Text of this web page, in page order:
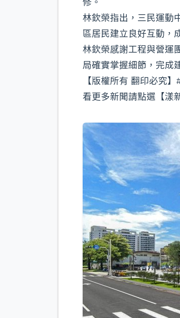
林欽榮指出，三民運動
區居民建立良好互動，
林欽榮感謝工程與營運
局確實掌握細節，完成
【版權所有 翻印必究
看更多新聞請點選【漾